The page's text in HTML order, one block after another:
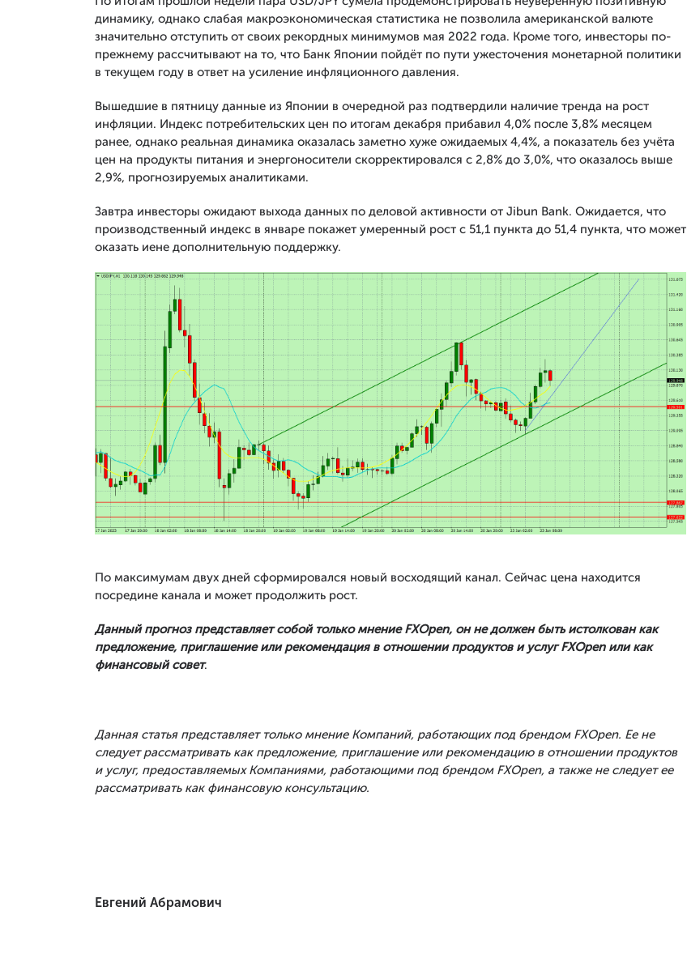
динамику, однако слабая макроэкономическая статистика не позволила американской валюте
значительно отступить от своих рекордных минимумов мая 2022 года. Кроме того, инвесторы по-
прежнему рассчитывают на то, что Банк Японии пойдёт по пути ужесточения монетарной политики
в текущем году в ответ на усиление инфляционного давления.
Вышедшие в пятницу данные из Японии в очередной раз подтвердили наличие тренда на рост
инфляции. Индекс потребительских цен по итогам декабря прибавил 4,0% после 3,8% месяцем
ранее, однако реальная динамика оказалась заметно хуже ожидаемых 4,4%, а показатель без учёта
цен на продукты питания и энергоносители скорректировался с 2,8% до 3,0%, что оказалось выше
2,9%, прогнозируемых аналитиками.
Завтра инвесторы ожидают выхода данных по деловой активности от Jibun Bank. Ожидается, что
производственный индекс в январе покажет умеренный рост с 51,1 пункта до 51,4 пункта, что может
оказать иене дополнительную поддержку.
По максимумам двух дней сформировался новый восходящий канал. Сейчас цена находится
посредине канала и может продолжить рост.
Данный прогноз представляет собой только мнение FXOpen, он не должен быть истолкован как
предложение, приглашение или рекомендация в отношении продуктов и услуг FXOpen или как
финансовый совет.
Данная статья представляет только мнение Компаний, работающих под брендом FXOpen. Ее не
следует рассматривать как предложение, приглашение или рекомендацию в отношении продуктов
и услуг, предоставляемых Компаниями, работающими под брендом FXOpen, а также не следует ее
рассматривать как финансовую консультацию.
Евгений Абрамович